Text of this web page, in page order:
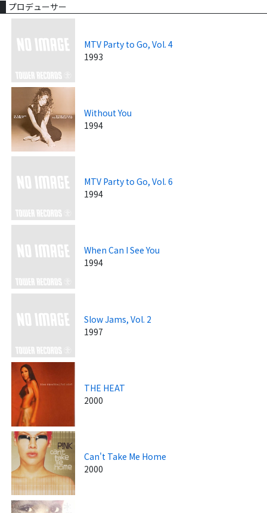
プロデューサー
MTV Party to Go, Vol. 4
1993
Without You
1994
MTV Party to Go, Vol. 6
1994
When Can I See You
1994
Slow Jams, Vol. 2
1997
THE HEAT
2000
Can't Take Me Home
2000